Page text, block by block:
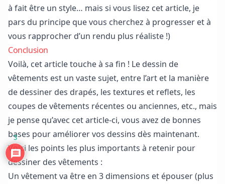
à fait être un style… mais si vous lisez cet article, je
pars du principe que vous cherchez à progresser et à
vous rapprocher d’un rendu plus réaliste !)
Conclusion
Voilà, cet article touche à sa fin ! Le dessin de
vêtements est un vaste sujet, entre l’art et la manière
de dessiner des drapés, les textures et reflets, les
coupes de vêtements récentes ou anciennes, etc., mais
je pense qu’avec cet article-ci, vous avez de bonnes
bases pour améliorer vos dessins dès maintenant.
Voici les points les plus importants à retenir pour
dessiner des vêtements :
Un vêtement va être en 3 dimensions et épouser (plus
3